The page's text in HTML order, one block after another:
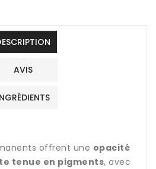
AVIS
offrent une opacité
tenue en pigments, avec